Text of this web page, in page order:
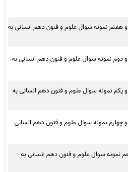
هفتم نمونه سوال علوم و فنون دهم انسانی به
دوم نمونه سوال علوم و فنون دهم انسانی به
یکم نمونه سوال علوم و فنون دهم انسانی به
چهارم نمونه سوال علوم و فنون دهم انسانی
نمونه سوال علوم و فنون دهم انسانی به